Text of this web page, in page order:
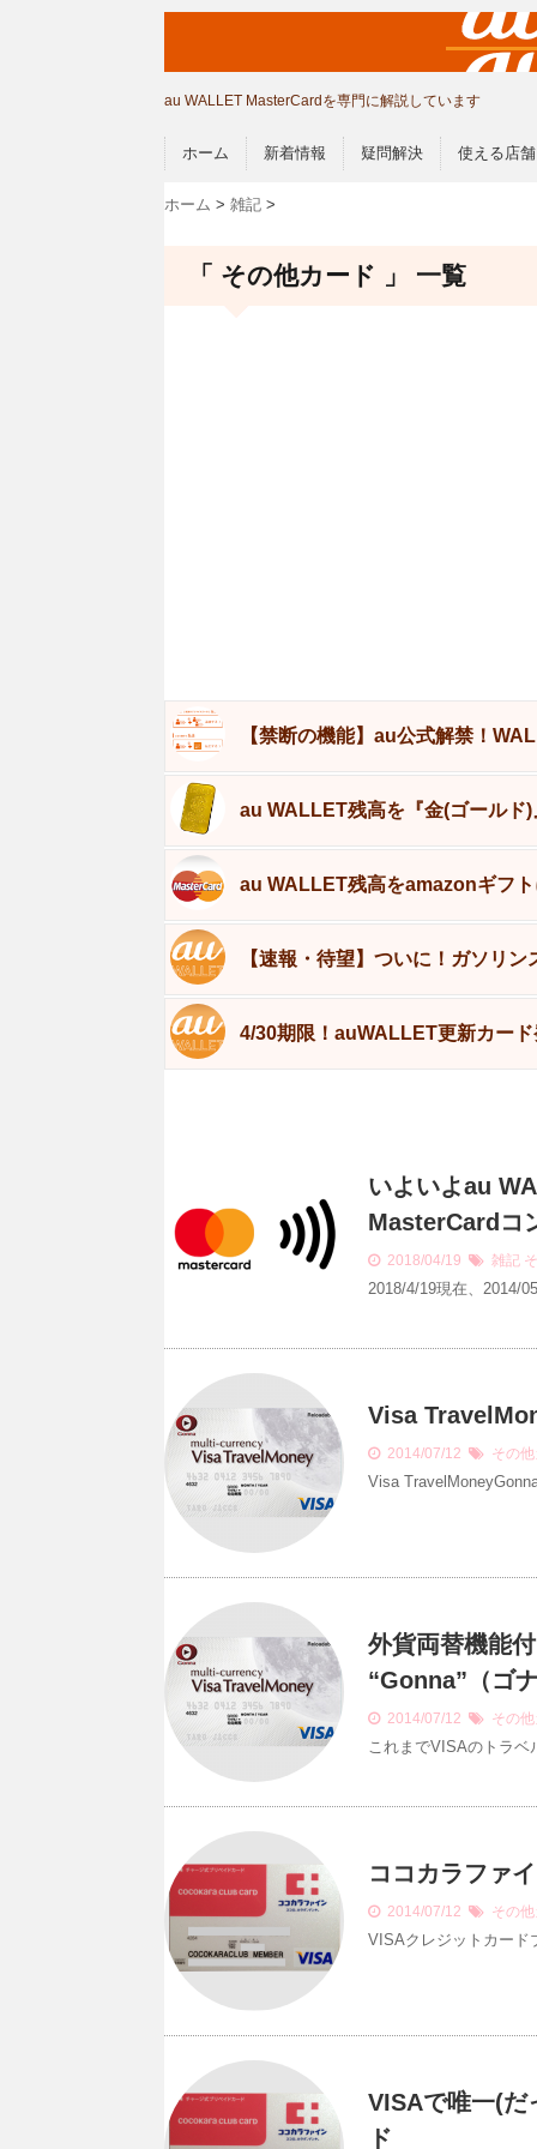
au WALLET MasterCardを専門に解説しています
ホーム 新着情報 疑問解決 使える店舗
ホーム > 雑記 >
「 その他カード 」 一覧
【禁断の機能】au公式解禁！
au WALLET残高を『金(ゴールド
au WALLET残高をamazonギフ
【速報・待望】ついに！ガソリ
4/30期限！auWALLET更新カー
いよいよau
MasterCardコ
2018/04/19 雑記
2018/4/19現在、2014/
Visa
2014/07/12 その
Visa
外貨両替機能
“Gonna”（ゴ
2014/07/12 その
これまでVISAのトラ
ココカラファ
2014/07/12 その
VISAクレジットカード
VISAで唯一(だ
ド